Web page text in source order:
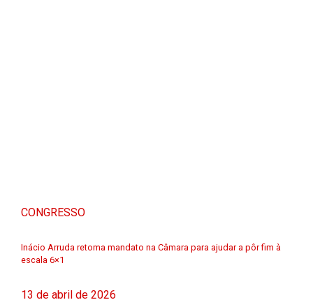
CONGRESSO
Inácio Arruda retoma mandato na Câmara para ajudar a pôr fim à
escala 6×1
13 de abril de 2026